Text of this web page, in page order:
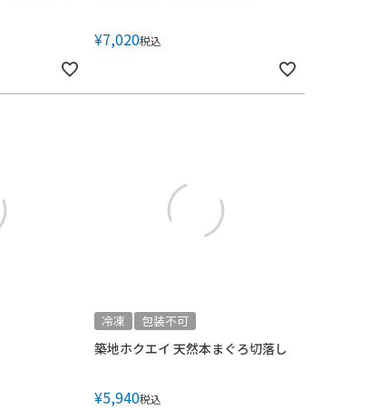
¥7,020税込
冷凍 包装不可
築地ホクエイ 天然本まぐろ切落し
¥5,940税込